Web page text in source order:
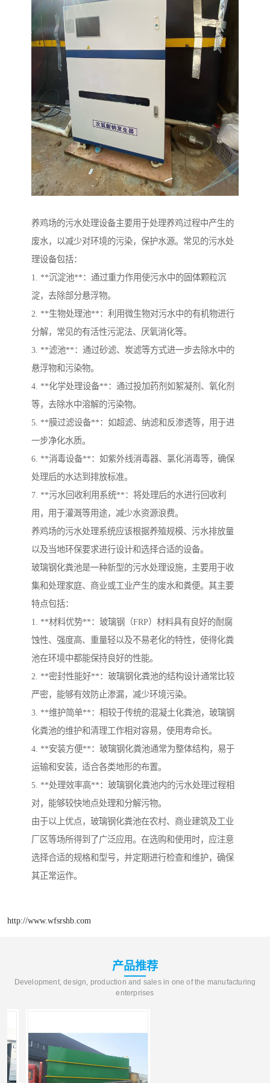
养鸡场的污水处理设备主要用于处理养鸡过程中产生的
废水，以减少对环境的污染，保护水源。常见的污水处
理设备包括：
1. **沉淀池**：通过重力作用使污水中的固体颗粒沉
淀，去除部分悬浮物。
2. **生物处理池**：利用微生物对污水中的有机物进行
分解，常见的有活性污泥法、厌氧消化等。
3. **滤池**：通过砂滤、炭滤等方式进一步去除水中的
悬浮物和污染物。
4. **化学处理设备**：通过投加药剂如絮凝剂、氧化剂
等，去除水中溶解的污染物。
5. **膜过滤设备**：如超滤、纳滤和反渗透等，用于进
一步净化水质。
6. **消毒设备**：如紫外线消毒器、氯化消毒等，确保
处理后的水达到排放标准。
7. **污水回收利用系统**：将处理后的水进行回收利
用，用于灌溉等用途，减少水资源浪费。
养鸡场的污水处理系统应该根据养殖规模、污水排放量
以及当地环保要求进行设计和选择合适的设备。
玻璃钢化粪池是一种新型的污水处理设施，主要用于收
集和处理家庭、商业或工业产生的废水和粪便。其主要
特点包括：
1. **材料优势**：玻璃钢（FRP）材料具有良好的耐腐
蚀性、强度高、重量轻以及不易老化的特性，使得化粪
池在环境中都能保持良好的性能。
2. **密封性能好**：玻璃钢化粪池的结构设计通常比较
严密，能够有效防止渗漏，减少环境污染。
3. **维护简单**：相较于传统的混凝土化粪池，玻璃钢
化粪池的维护和清理工作相对容易，使用寿命长。
4. **安装方便**：玻璃钢化粪池通常为整体结构，易于
运输和安装，适合各类地形的布置。
5. **处理效率高**：玻璃钢化粪池内的污水处理过程相
对，能够较快地点处理和分解污物。
由于以上优点，玻璃钢化粪池在农村、商业建筑及工业
厂区等场所得到了广泛应用。在选购和使用时，应注意
选择合适的规格和型号，并定期进行检查和维护，确保
其正常运作。
http://www.wfsrshb.com
产品推荐
Development, design, production and sales in one of the manufacturing
enterprises